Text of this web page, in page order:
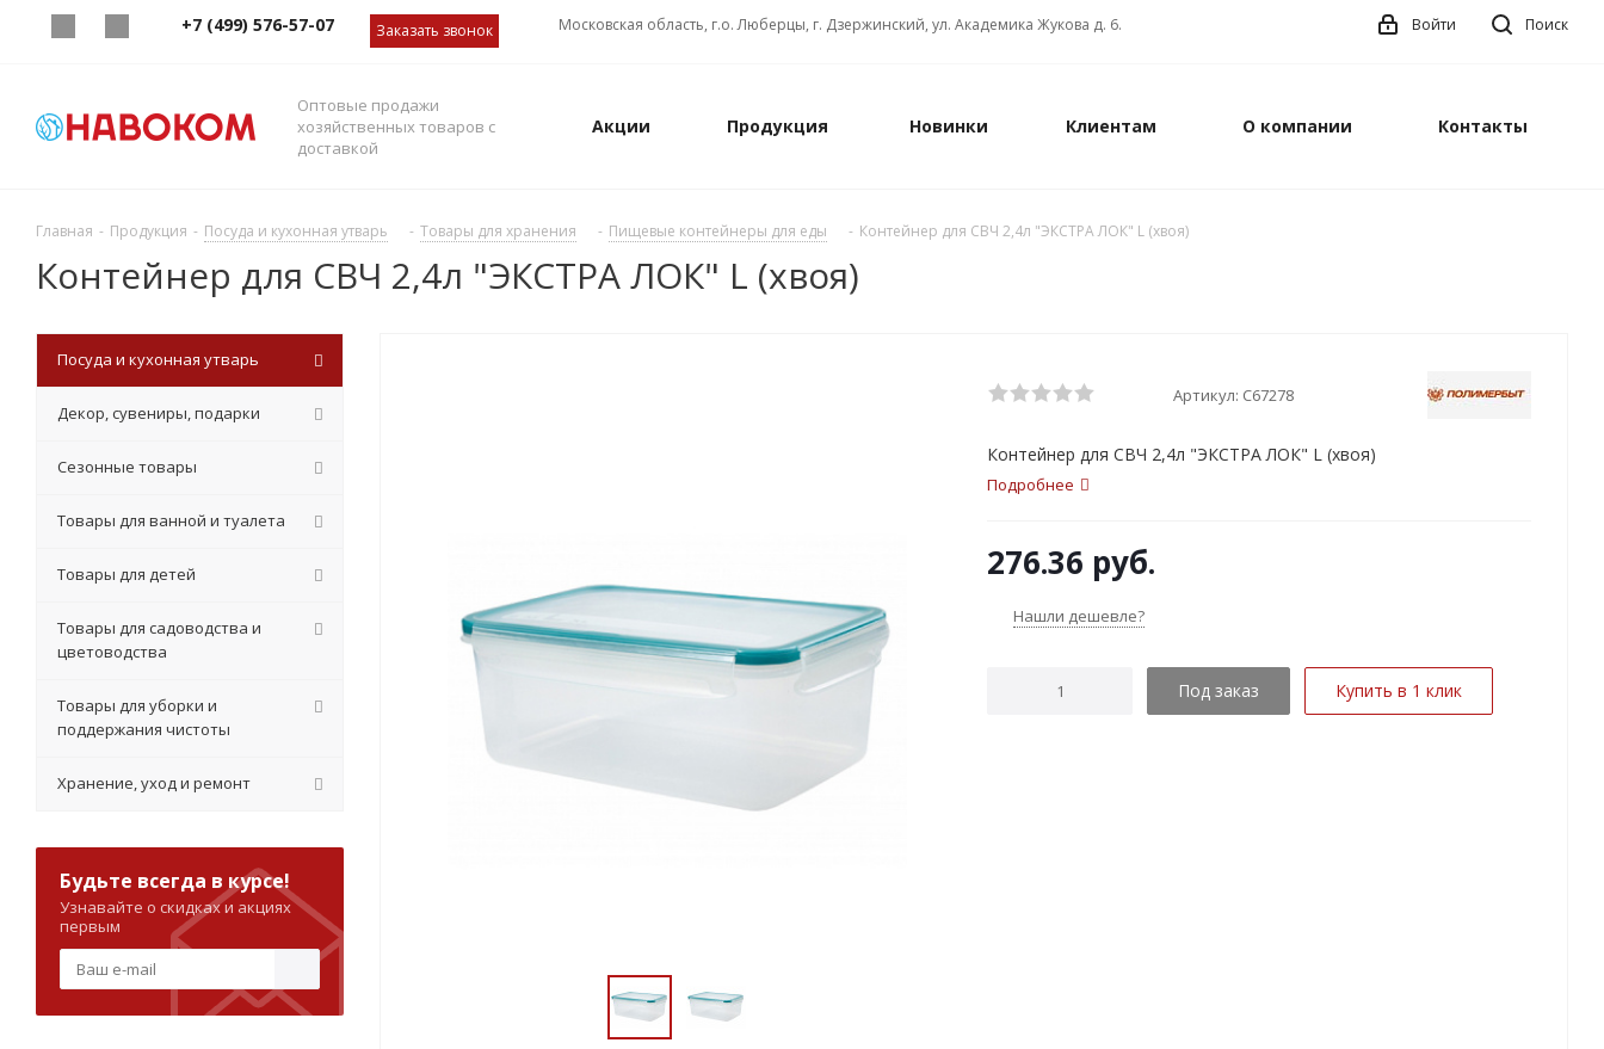
+7 (499) 576-57-07 Заказать звонок Московская область, г.о. Люберцы, г. Дзержинский, ул. Академика Жукова д. 6. Поиск
Войти
Оптовые продажи
хозяйственных товаров с
доставкой
Акции Продукция Новинки Клиентам О компании Контакты
Главная - Продукция - Посуда и кухонная утварь - Товары для хранения - Пищевые контейнеры для еды - Контейнер для СВЧ 2,4л "ЭКСТРА ЛОК" L (хвоя)
Контейнер для СВЧ 2,4л "ЭКСТРА ЛОК" L (хвоя)
Артикул: С67278
Контейнер для СВЧ 2,4л "ЭКСТРА ЛОК" L (хвоя)
Подробнее
276.36 руб.
Нашли дешевле?
Под заказ Купить в 1 клик
Посуда и кухонная утварь
Декор, сувениры, подарки
Сезонные товары
Товары для ванной и туалета
Товары для детей
Товары для садоводства и
цветоводства
Товары для уборки и
поддержания чистоты
Хранение, уход и ремонт
Будьте всегда в курсе!
Узнавайте о скидках и акциях
первым